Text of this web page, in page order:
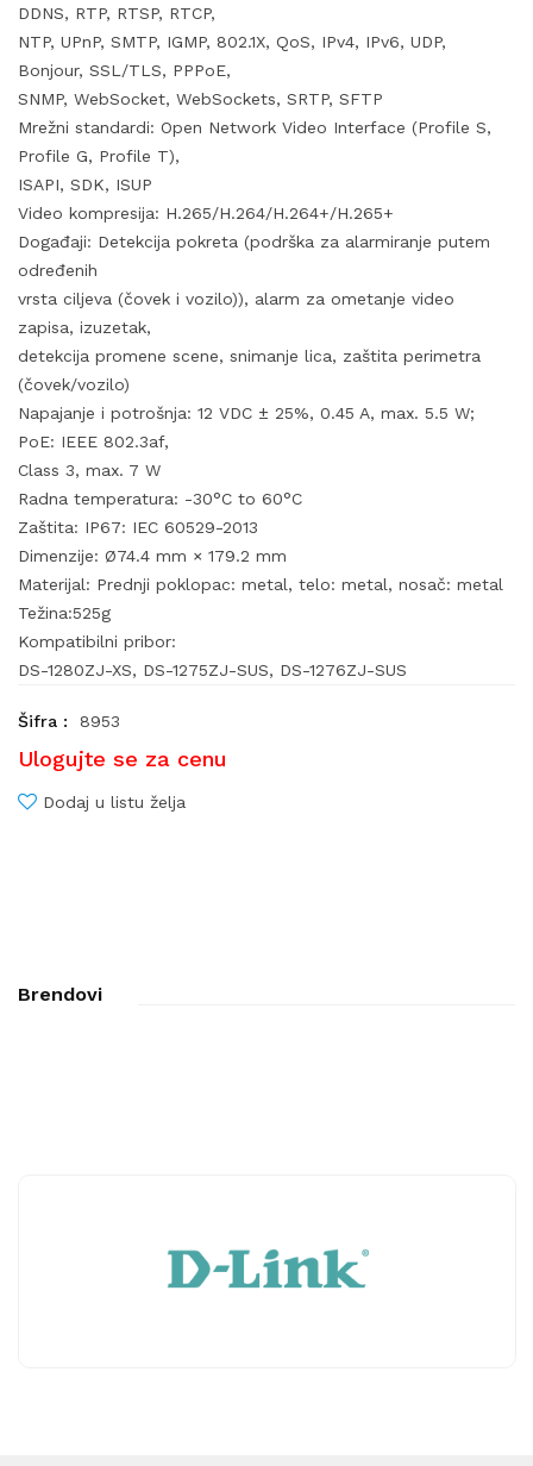
DDNS, RTP, RTSP, RTCP,
NTP, UPnP, SMTP, IGMP, 802.1X, QoS, IPv4, IPv6, UDP,
Bonjour, SSL/TLS, PPPoE,
SNMP, WebSocket, WebSockets, SRTP, SFTP
Mrežni standardi: Open Network Video Interface (Profile S,
Profile G, Profile T),
ISAPI, SDK, ISUP
Video kompresija: H.265/H.264/H.264+/H.265+
Događaji: Detekcija pokreta (podrška za alarmiranje putem
određenih
vrsta ciljeva (čovek i vozilo)), alarm za ometanje video
zapisa, izuzetak,
detekcija promene scene, snimanje lica, zaštita perimetra
(čovek/vozilo)
Napajanje i potrošnja: 12 VDC ± 25%, 0.45 A, max. 5.5 W;
PoE: IEEE 802.3af,
Class 3, max. 7 W
Radna temperatura: -30°C to 60°C
Zaštita: IP67: IEC 60529-2013
Dimenzije: Ø74.4 mm × 179.2 mm
Materijal: Prednji poklopac: metal, telo: metal, nosač: metal
Težina:525g
Kompatibilni pribor:
DS-1280ZJ-XS, DS-1275ZJ-SUS, DS-1276ZJ-SUS
Šifra : 8953
Ulogujte se za cenu
Dodaj u listu želja
Brendovi